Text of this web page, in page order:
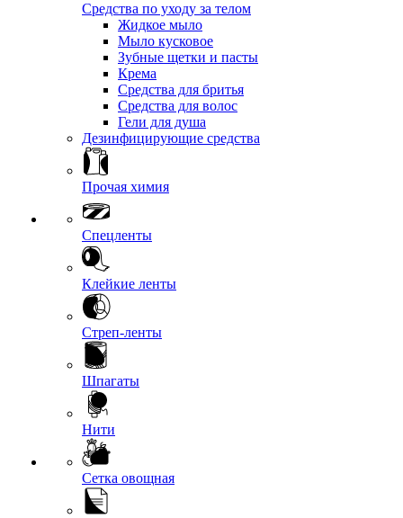
Средства по уходу за телом
Жидкое мыло
Мыло кусковое
Зубные щетки и пасты
Крема
Средства для бритья
Средства для волос
Гели для душа
Дезинфицирующие средства
Прочая химия
Спецленты
Клейкие ленты
Стреп-ленты
Шпагаты
Нити
Сетка овощная